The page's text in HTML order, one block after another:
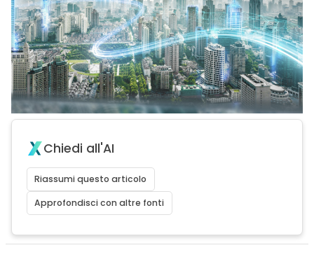
Chiedi all'AI
Riassumi questo articolo
Approfondisci con altre fonti